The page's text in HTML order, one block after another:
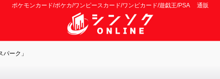
ポケモンカード/ポケカ/ワンピースカード/ワンピカード/遊戯王/PSA 通販
ーク」